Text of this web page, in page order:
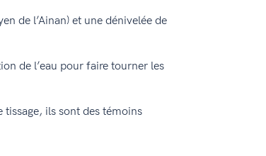
de l’Ainan) et une dénivelée de
de l’eau pour faire tourner les
tissage, ils sont des témoins